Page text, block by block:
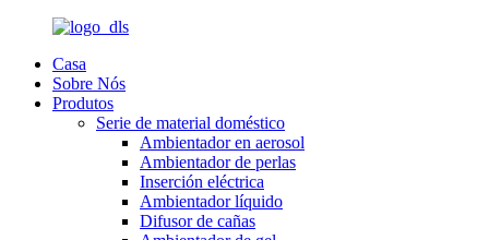
Casa
Sobre Nós
Produtos
Serie de material doméstico
Ambientador en aerosol
Ambientador de perlas
Inserción eléctrica
Ambientador líquido
Difusor de cañas